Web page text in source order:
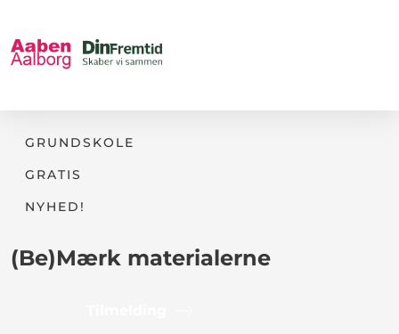
GRUNDSKOLE
GRATIS
NYHED!
(Be)Mærk materialerne